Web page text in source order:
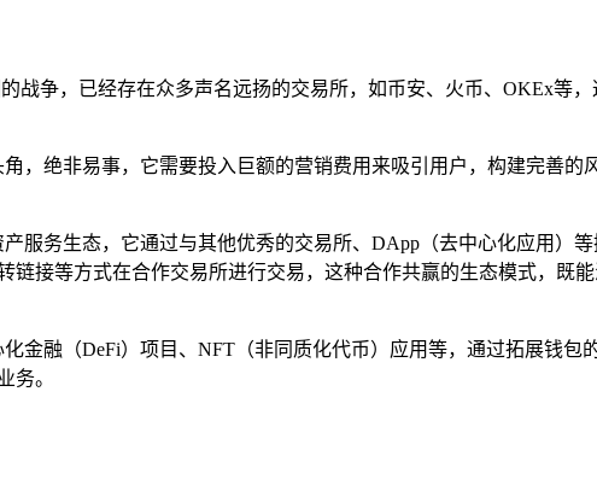
战争，已经存在众多声名远扬的交易所，如币安、火币、OKEx等
，绝非易事，它需要投入巨额的营销费用来吸引用户，构建完善
服务生态，它通过与其他优秀的交易所、DApp（去中心化应用）
接等方式在合作交易所进行交易，这种合作共赢的生态模式，既
金融（DeFi）项目、NFT（非同质化代币）应用等，通过拓展钱包
务。